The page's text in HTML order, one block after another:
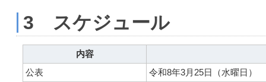
3 スケジュール
内容
公表
令和8年3月25日（水曜日）